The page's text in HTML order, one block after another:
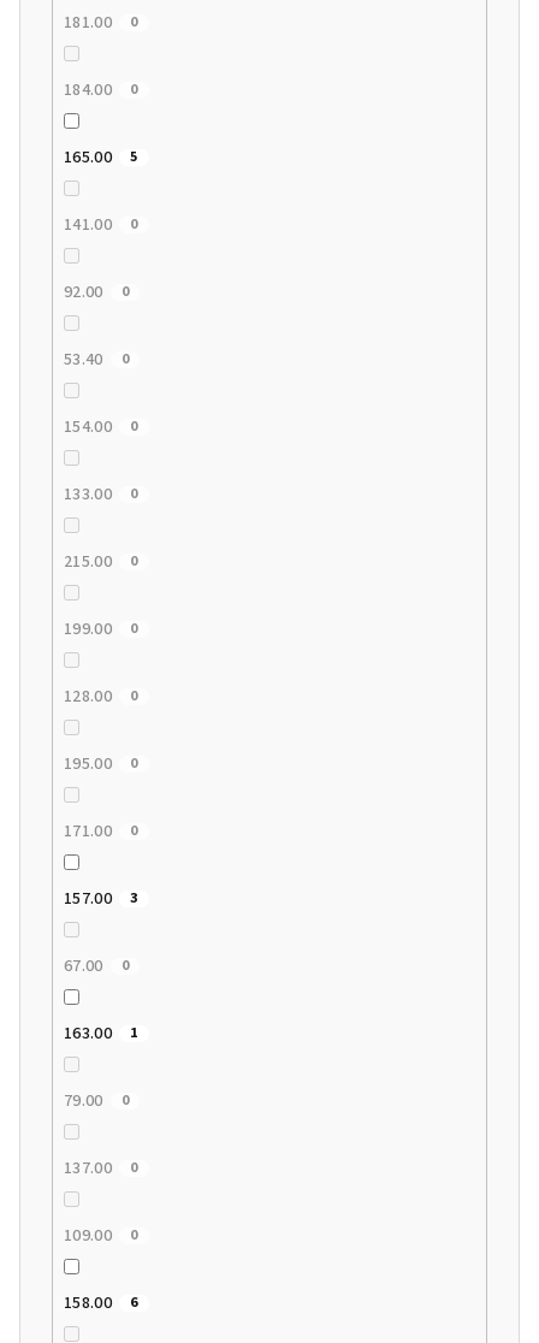
181.00 0
184.00 0
165.00 5
141.00 0
92.00 0
53.40 0
154.00 0
133.00 0
215.00 0
199.00 0
128.00 0
195.00 0
171.00 0
157.00 3
67.00 0
163.00 1
79.00 0
137.00 0
109.00 0
158.00 6